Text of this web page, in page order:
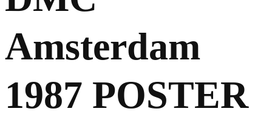
Amsterdam
1987 POSTER